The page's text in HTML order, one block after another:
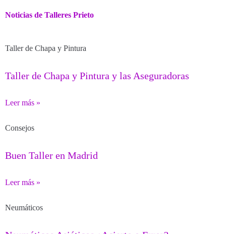
Noticias de Talleres Prieto
Taller de Chapa y Pintura
Taller de Chapa y Pintura y las Aseguradoras
Leer más »
Consejos
Buen Taller en Madrid
Leer más »
Neumáticos